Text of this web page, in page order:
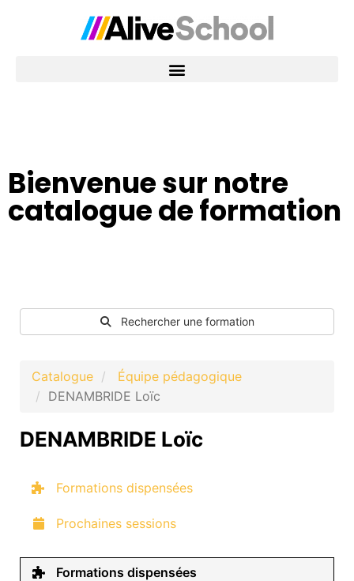
Bienvenue sur notre
catalogue de formation
Rechercher une formation
Catalogue
Équipe pédagogique
DENAMBRIDE Loïc
DENAMBRIDE Loïc
Formations dispensées
Prochaines sessions
Formations dispensées